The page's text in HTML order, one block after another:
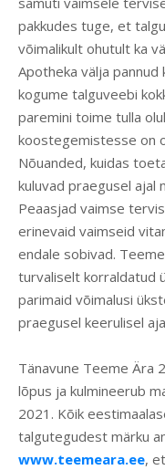
pakkudes tuge, et
võimalikult ohutult ka
Apotheka välja
kogume talguveebi
paremini toime tulla
koostegemistesse on
Nõuanded, kuidas
kuluvad praegusel ajal
Peaasjad vaimse
erinevaid vaimseid
endale sobivad.
turvaliselt korraldatud
parimaid võimalusi
praegusel keerulisel
Tänavune Teeme Ära
lõpus ja kulmineerub
2021. Kõik
talgutegudest märku
www.teemeara.ee,